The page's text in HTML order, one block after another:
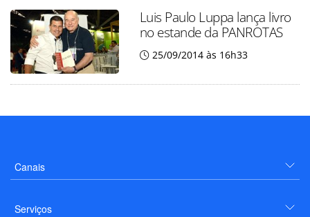
Luis Paulo Luppa lança livro
no estande da PANROTAS
25/09/2014 às 16h33
Canais
Serviços